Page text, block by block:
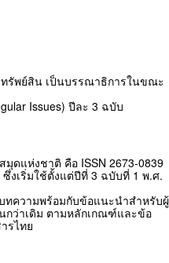
ทรัพย์สิน เป็นบรรณาธิการในขณะ
Issues) ปีละ 3 ฉบับ
มุดแห่งชาติ คือ ISSN 2673-0839
ซึ่งเริ่มใช้ตั้งแต่ปีที่ 3 ฉบับที่ 1 พ.ศ.
ทความพร้อมกับข้อแนะนำสำหรับผู้
ว่าเดิม ตามหลักเกณฑ์และข้อ
รไทย